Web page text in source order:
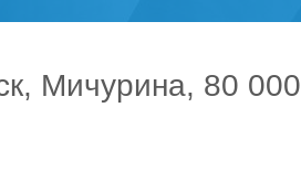
Мичурина, 80 000